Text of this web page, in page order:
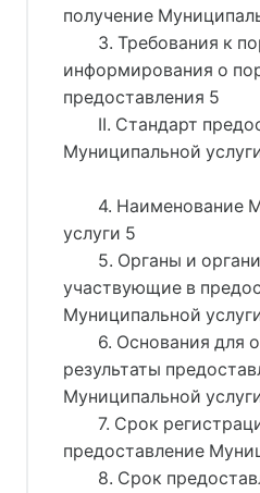
получение
3. Требования к
информирования о
предоставления 5
II. Стандарт
Муниципальной
4. Наименование
услуги 5
5. Органы и
участвующие в
Муниципальной
6. Основания для
результаты
Муниципальной
7. Срок
предоставление
8. Срок